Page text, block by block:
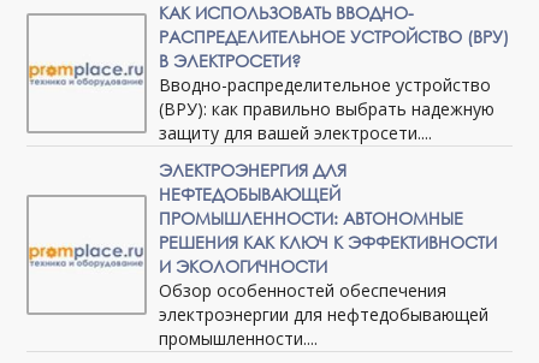
КАК ИСПОЛЬЗОВАТЬ ВВОДНО-
РАСПРЕДЕЛИТЕЛЬНОЕ УСТРОЙСТВО (ВРУ)
В ЭЛЕКТРОСЕТИ?
Вводно-распределительное устройство
(ВРУ): как правильно выбрать надежную
защиту для вашей электросети....
ЭЛЕКТРОЭНЕРГИЯ ДЛЯ
НЕФТЕДОБЫВАЮЩЕЙ
ПРОМЫШЛЕННОСТИ: АВТОНОМНЫЕ
РЕШЕНИЯ КАК КЛЮЧ К ЭФФЕКТИВНОСТИ
И ЭКОЛОГИЧНОСТИ
Обзор особенностей обеспечения
электроэнергии для нефтедобывающей
промышленности....